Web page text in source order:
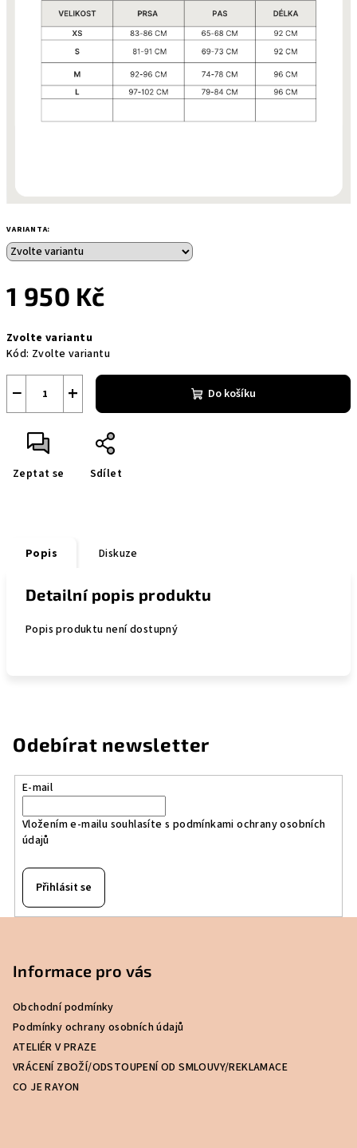
VARIANTA:
1 950 Kč
cena:
Zvolte variantu
Kód: Zvolte variantu
+
− Do košíku
Zeptat se Sdílet
Popis Diskuze
Detailní popis produktu
Popis produktu není dostupný
Odebírat newsletter
E-mail
Vložením e-mailu souhlasíte s podmínkami ochrany osobních
údajů
Přihlásit se
Informace pro vás
Obchodní podmínky
Podmínky ochrany osobních údajů
ATELIÉR V PRAZE
VRÁCENÍ ZBOŽÍ/ODSTOUPENÍ OD SMLOUVY/REKLAMACE
CO JE RAYON